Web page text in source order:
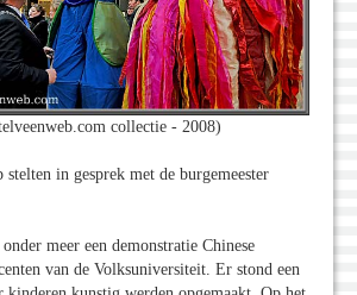
collectie - 2008)
stelten in gesprek met de burgemeester
meer een demonstratie Chinese
van de Volksuniversiteit. Er stond een